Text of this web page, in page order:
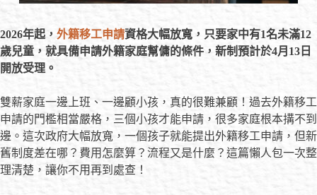
2026年起， 外籍移工申請資格大幅放寬，只要家中有1名未滿12
歲兒童，就具備申請外籍家庭幫傭的條件，新制預計於4月13日
開放受理。
雙薪家庭一邊上班、一邊顧小孩，真的很難兼顧！過去外籍移工
申請的門檻相當嚴格，三個小孩才能申請，很多家庭根本搆不到
邊。這次政府大幅放寬，一個孩子就能提出外籍移工申請，但新
舊制度差在哪？費用怎麼算？流程又是什麼？這篇懶人包一次整
理清楚，讓你不用再到處查！